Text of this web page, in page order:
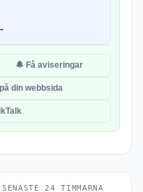
🔔 Få aviseringar
din webbsida
SENASTE 24 TIMMARNA